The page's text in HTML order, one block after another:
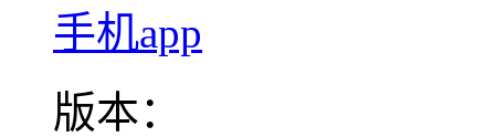
手机app
版本：